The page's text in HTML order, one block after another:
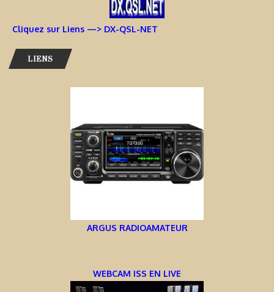
Cliquez sur Liens —> DX-QSL-NET
LIENS
ARGUS RADIOAMATEUR
WEBCAM ISS EN LIVE